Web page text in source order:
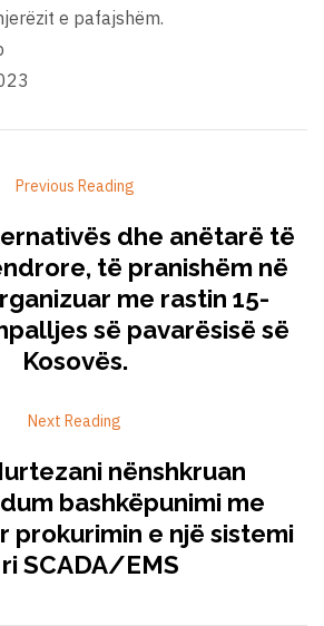
e pafajshëm.
Previous Reading
dhe anëtarë të
të pranishëm në
me rastin 15-
së pavarësisë së
Kosovës.
Next Reading
nënshkruan
bashkëpunimi me
prokurimin e një sistemi
SCADA/EMS